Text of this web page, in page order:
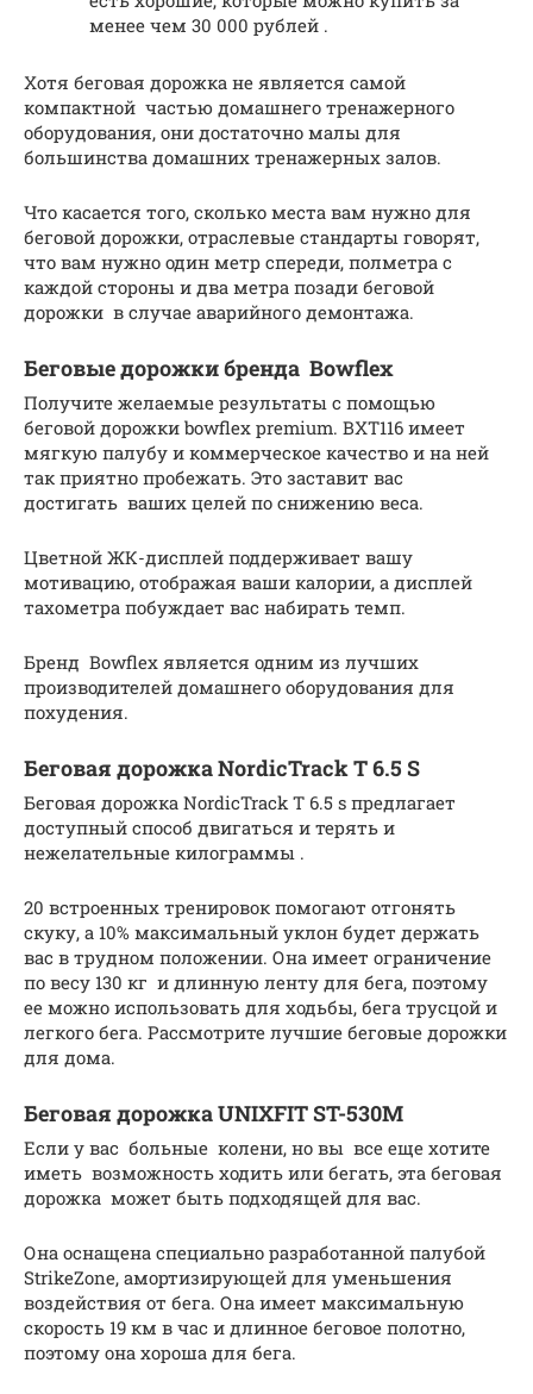
менее чем 30 000 рублей .
Хотя беговая дорожка не является самой
компактной частью домашнего тренажерного
оборудования, они достаточно малы для
большинства домашних тренажерных залов.
Что касается того, сколько места вам нужно для
беговой дорожки, отраслевые стандарты говорят,
что вам нужно один метр спереди, полметра с
каждой стороны и два метра позади беговой
дорожки в случае аварийного демонтажа.
Беговые дорожки бренда Bowflex
Получите желаемые результаты с помощью
беговой дорожки bowflex premium. BXT116 имеет
мягкую палубу и коммерческое качество и на ней
так приятно пробежать. Это заставит вас
достигать ваших целей по снижению веса.
Цветной ЖК-дисплей поддерживает вашу
мотивацию, отображая ваши калории, а дисплей
тахометра побуждает вас набирать темп.
Бренд Bowflex является одним из лучших
производителей домашнего оборудования для
похудения.
Беговая дорожка NordicTrack T 6.5 S
Беговая дорожка NordicTrack T 6.5 s предлагает
доступный способ двигаться и терять и
нежелательные килограммы .
20 встроенных тренировок помогают отгонять
скуку, а 10% максимальный уклон будет держать
вас в трудном положении. Она имеет ограничение
по весу 130 кг и длинную ленту для бега, поэтому
ее можно использовать для ходьбы, бега трусцой и
легкого бега. Рассмотрите лучшие беговые дорожки
для дома.
Беговая дорожка UNIXFIT ST-530M
Если у вас больные колени, но вы все еще хотите
иметь возможность ходить или бегать, эта беговая
дорожка может быть подходящей для вас.
Она оснащена специально разработанной палубой
StrikeZone, амортизирующей для уменьшения
воздействия от бега. Она имеет максимальную
скорость 19 км в час и длинное беговое полотно,
поэтому она хороша для бега.